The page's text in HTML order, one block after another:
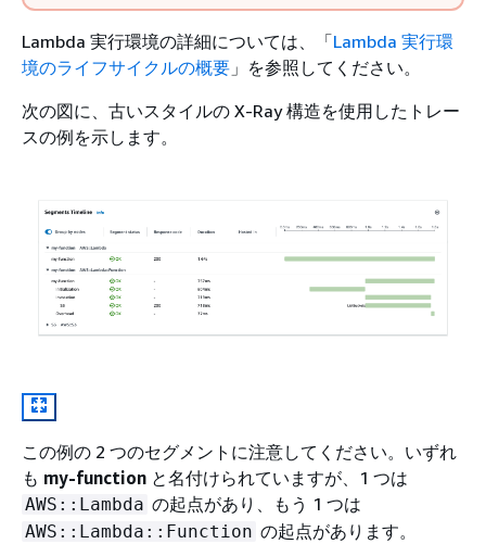
Lambda 実行環境の詳細については、「Lambda 実行環
境のライフサイクルの概要 」を参照してください。
次の図に、古いスタイルの X-Ray 構造を使用したトレー
スの例を示します。
この例の 2 つのセグメントに注意してください。いずれ
も my-function と名付けられていますが、1 つは
AWS::Lambda の起点があり、もう 1 つは
AWS::Lambda::Function の起点があります。